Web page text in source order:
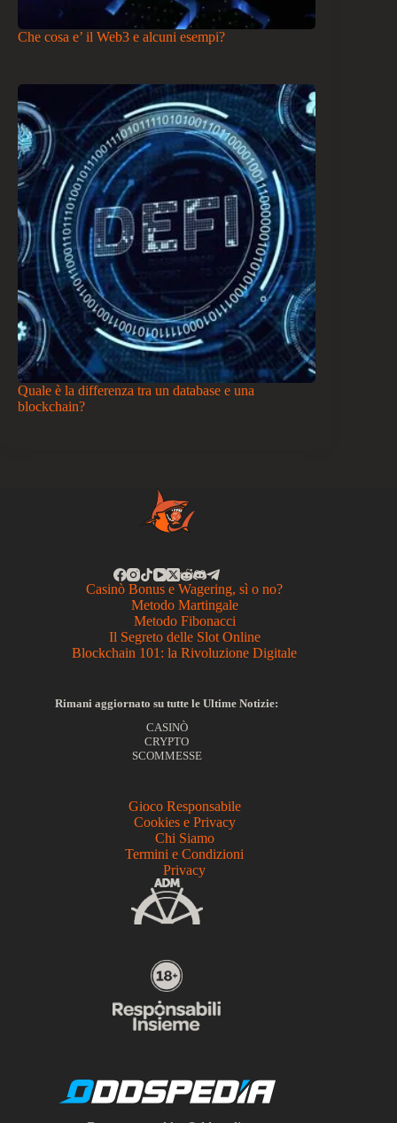
Che cosa e’ il Web3 e alcuni esempi?
Quale è la differenza tra un database e una
blockchain?
Casinò Bonus e Wagering, sì o no?
Metodo Martingale
Metodo Fibonacci
Il Segreto delle Slot Online
Blockchain 101: la Rivoluzione Digitale
Rimani aggiornato su tutte le Ultime Notizie:
CASINÒ
CRYPTO
SCOMMESSE
Gioco Responsabile
Cookies e Privacy
Chi Siamo
Termini e Condizioni
Privacy